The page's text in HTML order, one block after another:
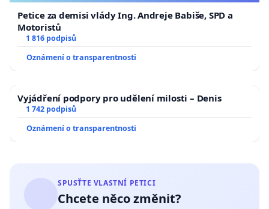
Petice za demisi vlády Ing. Andreje Babiše, SPD a
Motoristů
1 816 podpisů
Oznámení o transparentnosti
Vyjádření podpory pro udělení milosti – Denis
1 742 podpisů
Oznámení o transparentnosti
SPUSŤTE VLASTNÍ PETICI
Chcete něco změnit?